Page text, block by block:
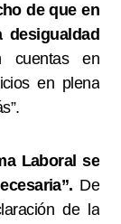
de que en
cuentas en
en plena
Laboral se
De
de la